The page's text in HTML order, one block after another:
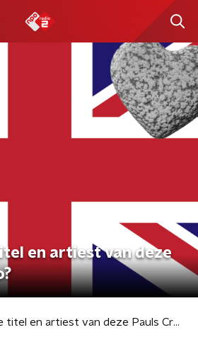
en artiest van deze
Weet jij de titel en artiest van deze Pauls Crypto?